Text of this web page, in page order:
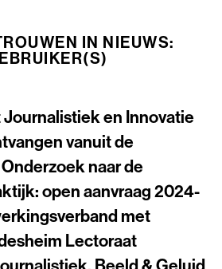
IN NIEUWS:
en Innovatie
vanuit de
naar de
open aanvraag 2024-
met
Lectoraat